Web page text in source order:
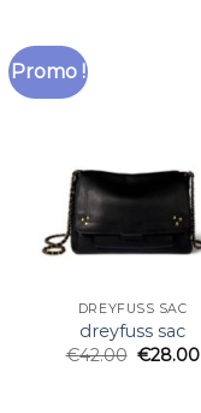
Promo !
DREYFUSS SAC
dreyfuss sac
€42.00 €28.00